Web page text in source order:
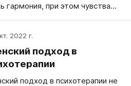
гармония, при этом чувства
2022 г.
подход в
подход в психотерапии не